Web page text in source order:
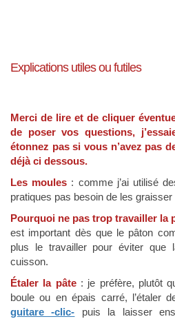
Explications utiles ou futiles
Merci de lire et de cliquer
de poser vos questions,
étonnez pas si vous n’avez pas
déjà ci dessous.
Les moules : comme j’ai utilisé
pratiques pas besoin de les graisser
Pourquoi ne pas trop travailler la
est important dès que le pâton
plus le travailler pour éviter
cuisson.
Étaler la pâte: je préfère, plutôt
boule ou en épais carré, l’étaler
guitare -clic- puis la laisser